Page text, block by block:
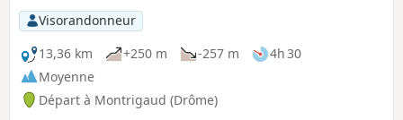
Visorandonneur
13,36 km
+250 m -257 m
4h 30
Moyenne
Départ à Montrigaud (Drôme)